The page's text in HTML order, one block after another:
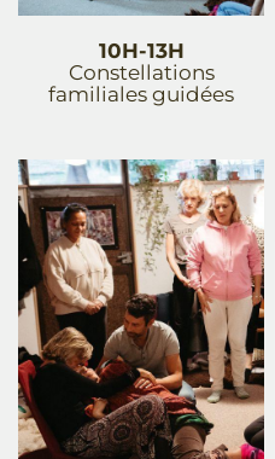
10H-13H
Constellations
familiales guidées